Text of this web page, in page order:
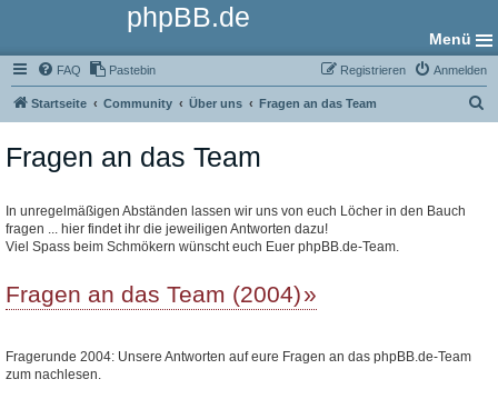
phpBB.de
Menü
FAQ Pastebin Anmelden
Registrieren
Startseite Community Über uns Fragen an das Team
Fragen an das Team
In unregelmäßigen Abständen lassen wir uns von euch Löcher in den Bauch
fragen ... hier findet ihr die jeweiligen Antworten dazu!
Viel Spass beim Schmökern wünscht euch Euer phpBB.de-Team.
Fragen an das Team (2004)
Fragerunde 2004: Unsere Antworten auf eure Fragen an das phpBB.de-Team
zum nachlesen.